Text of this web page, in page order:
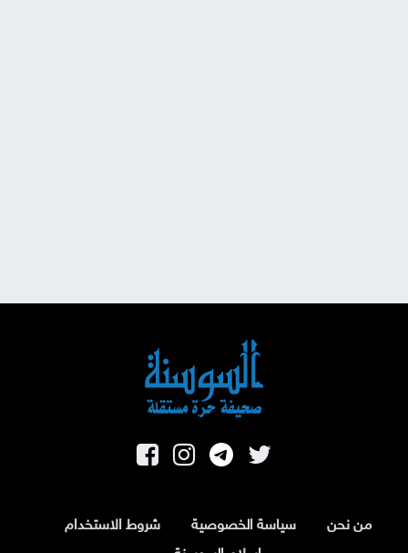
من نحن سياسة الخصوصية
شروط الاستخدام